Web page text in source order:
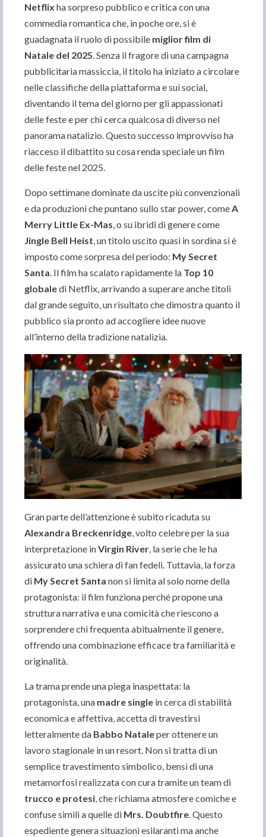
Netflix ha sorpreso pubblico e critica con una
commedia romantica che, in poche ore, si è
guadagnata il ruolo di possibile miglior film di
Natale del 2025. Senza il fragore di una campagna
pubblicitaria massiccia, il titolo ha iniziato a circolare
nelle classifiche della piattaforma e sui social,
diventando il tema del giorno per gli appassionati
delle feste e per chi cerca qualcosa di diverso nel
panorama natalizio. Questo successo improvviso ha
riacceso il dibattito su cosa renda speciale un film
delle feste nel 2025.
Dopo settimane dominate da uscite più convenzionali
e da produzioni che puntano sullo star power, comeA
Merry Little Ex-Mas, o su ibridi di genere come
Jingle Bell Heist, un titolo uscito quasi in sordina si è
imposto come sorpresa del periodo: My Secret
Santa. Il film ha scalato rapidamente la Top 10
globaledi Netflix, arrivando a superare anche titoli
dal grande seguito, un risultato che dimostra quanto il
pubblico sia pronto ad accogliere idee nuove
all’interno della tradizione natalizia.
Gran parte dell’attenzione è subito ricaduta su
Alexandra Breckenridge, volto celebre per la sua
interpretazione inVirgin River, la serie che le ha
assicurato una schiera di fan fedeli. Tuttavia, la forza
di My Secret Santa non si limita al solo nome della
protagonista: il film funziona perché propone una
struttura narrativa e una comicità che riescono a
sorprendere chi frequenta abitualmente il genere,
offrendo una combinazione efficace tra familiarità e
originalità.
La trama prende una piega inaspettata: la
protagonista, una madre single in cerca di stabilità
economica e affettiva, accetta di travestirsi
letteralmente da Babbo Nataleper ottenere un
lavoro stagionale in un resort. Non si tratta di un
semplice travestimento simbolico, bensì di una
metamorfosi realizzata con cura tramite un team di
trucco e protesi, che richiama atmosfere comiche e
confuse simili a quelle di Mrs. Doubtfire. Questo
espediente genera situazioni esilaranti ma anche